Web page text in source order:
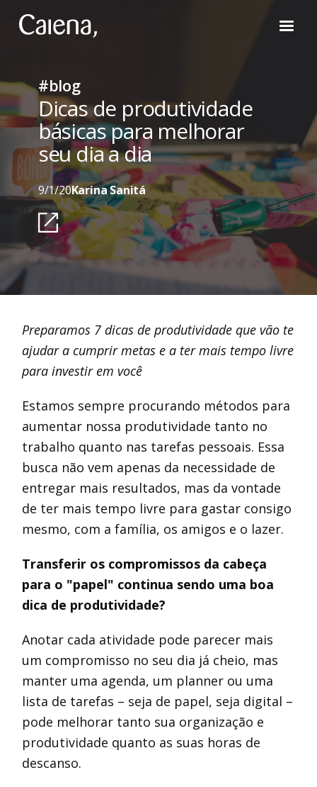
#blog
Dicas de produtividade
básicas para melhorar
seu dia a dia
9/1/20Karina Sanitá
Preparamos 7 dicas de produtividade que vão te
ajudar a cumprir metas e a ter mais tempo livre
para investir em você
Estamos sempre procurando métodos para
aumentar nossa produtividade tanto no
trabalho quanto nas tarefas pessoais. Essa
busca não vem apenas da necessidade de
entregar mais resultados, mas da vontade
de ter mais tempo livre para gastar consigo
mesmo, com a família, os amigos e o lazer.
Transferir os compromissos da cabeça
para o "papel" continua sendo uma boa
dica de produtividade?
Anotar cada atividade pode parecer mais
um compromisso no seu dia já cheio, mas
manter uma agenda, um planner ou uma
lista de tarefas – seja de papel, seja digital –
pode melhorar tanto sua organização e
produtividade quanto as suas horas de
descanso.